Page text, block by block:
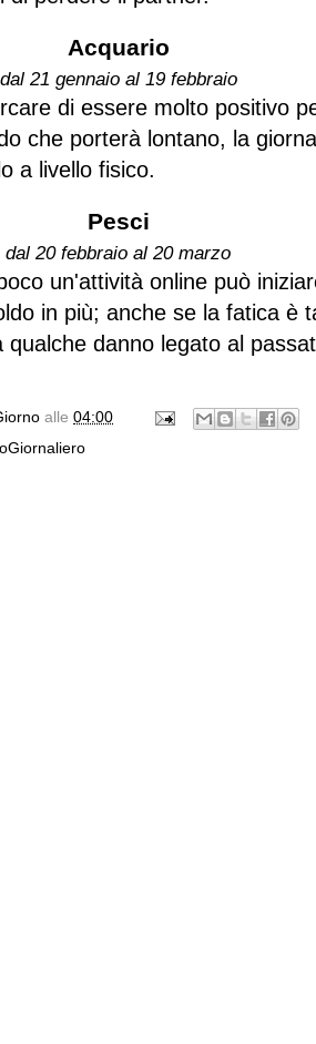
Acquario
dal 21 gennaio al 19 febbraio
di essere molto positivo
che porterà lontano, la
a livello fisico.
Pesci
dal 20 febbraio al 20 marzo
un'attività online può
in più; anche se la fatica è
qualche danno legato al
alle 04:00